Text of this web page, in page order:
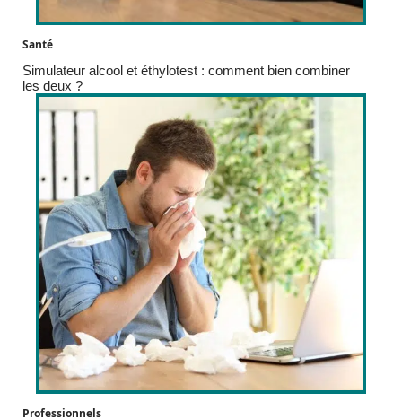
Santé
Simulateur alcool et éthylotest : comment bien combiner
les deux ?
Professionnels